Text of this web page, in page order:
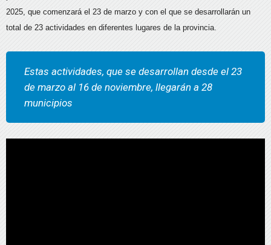
2025, que comenzará el 23 de marzo y con el que se desarrollarán un
total de 23 actividades en diferentes lugares de la provincia.
Estas actividades, que se desarrollan desde el 23
de marzo al 16 de noviembre, llegarán a 28
municipios